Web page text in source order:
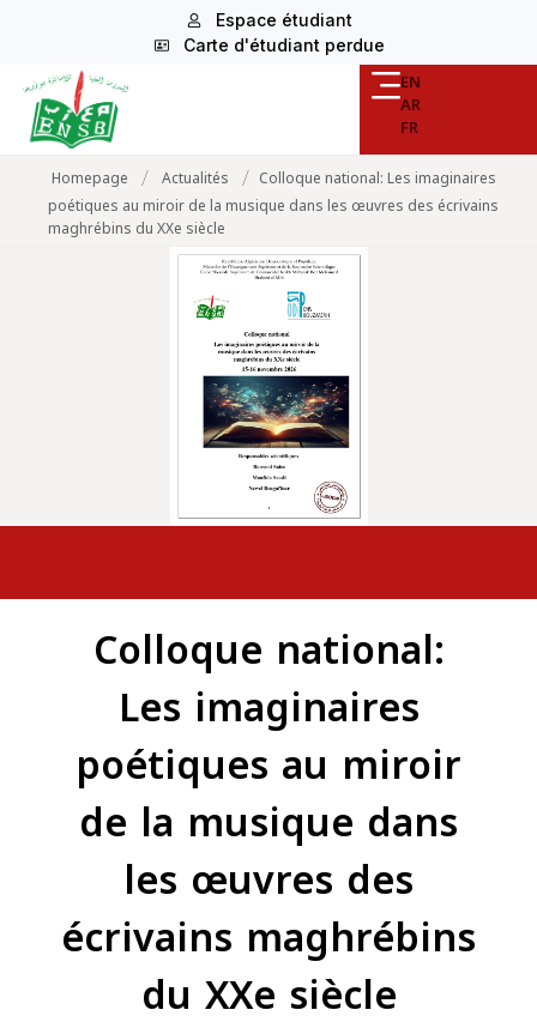
Espace étudiant
Carte d'étudiant perdue
EN
AR
FR
Homepage / Actualités / Colloque national: Les imaginaires
poétiques au miroir de la musique dans les œuvres des écrivains
maghrébins du XXe siècle
Colloque national:
Les imaginaires
poétiques au miroir
de la musique dans
les œuvres des
écrivains maghrébins
du XXe siècle